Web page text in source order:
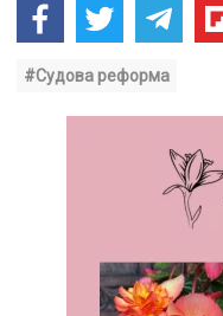
#Судова реформа